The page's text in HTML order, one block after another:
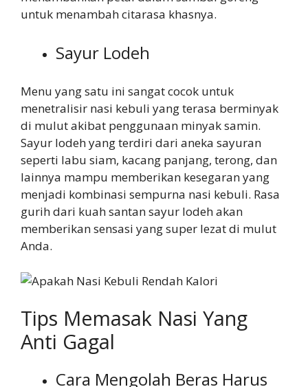
untuk menambah citarasa khasnya.
Sayur Lodeh
Menu yang satu ini sangat cocok untuk
menetralisir nasi kebuli yang terasa berminyak
di mulut akibat penggunaan minyak samin.
Sayur lodeh yang terdiri dari aneka sayuran
seperti labu siam, kacang panjang, terong, dan
lainnya mampu memberikan kesegaran yang
menjadi kombinasi sempurna nasi kebuli. Rasa
gurih dari kuah santan sayur lodeh akan
memberikan sensasi yang super lezat di mulut
Anda.
Tips Memasak Nasi Yang
Anti Gagal
Cara Mengolah Beras Harus